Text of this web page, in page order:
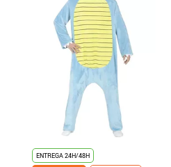
ENTREGA 24H/48H